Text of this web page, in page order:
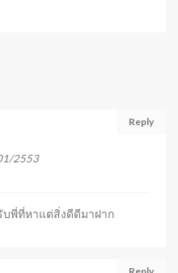
Reply
2553
พี่ที่หาแต่สิ่งดีดีมาฝาก